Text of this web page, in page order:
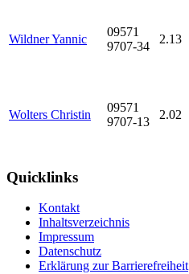
Wildner Yannic
09571
9707-34
2.13
Wolters Christin
09571
9707-13
2.02
Quicklinks
Kontakt
Inhaltsverzeichnis
Impressum
Datenschutz
Erklärung zur Barrierefreiheit